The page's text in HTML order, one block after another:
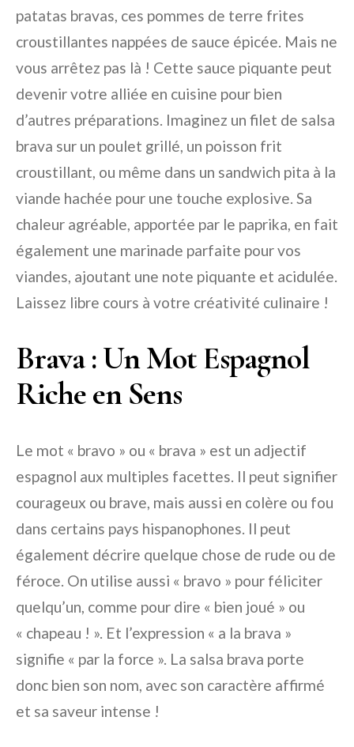
patatas bravas, ces pommes de terre frites
croustillantes nappées de sauce épicée. Mais ne
vous arrêtez pas là ! Cette sauce piquante peut
devenir votre alliée en cuisine pour bien
d’autres préparations. Imaginez un filet de salsa
brava sur un poulet grillé, un poisson frit
croustillant, ou même dans un sandwich pita à la
viande hachée pour une touche explosive. Sa
chaleur agréable, apportée par le paprika, en fait
également une marinade parfaite pour vos
viandes, ajoutant une note piquante et acidulée.
Laissez libre cours à votre créativité culinaire !
Brava : Un Mot Espagnol
Riche en Sens
Le mot « bravo » ou « brava » est un adjectif
espagnol aux multiples facettes. Il peut signifier
courageux ou brave, mais aussi en colère ou fou
dans certains pays hispanophones. Il peut
également décrire quelque chose de rude ou de
féroce. On utilise aussi « bravo » pour féliciter
quelqu’un, comme pour dire « bien joué » ou
« chapeau ! ». Et l’expression « a la brava »
signifie « par la force ». La salsa brava porte
donc bien son nom, avec son caractère affirmé
et sa saveur intense !